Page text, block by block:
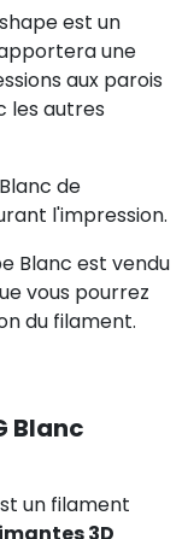
est un
une
aux parois
les autres
de
l'impression.
Blanc est vendu
vous pourrez
du filament.
Blanc
un filament
3D